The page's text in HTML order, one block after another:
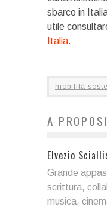
sbarco in
utile
Italia.
mobilità
A
Elvezio
Grande
scrittura,
musica,